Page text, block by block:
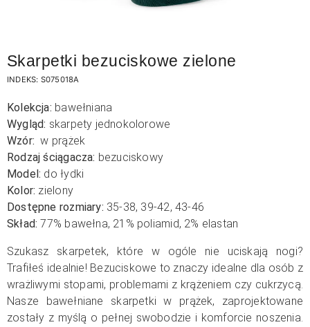
Skarpetki bezuciskowe zielone
INDEKS: S075018A
Kolekcja: bawełniana
Wygląd: skarpety jednokolorowe
Wzór: w prążek
Rodzaj ściągacza: bezuciskowy
Model: do łydki
Kolor: zielony
Dostępne rozmiary: 35-38, 39-42, 43-46
Skład: 77% bawełna, 21% poliamid, 2% elastan
Szukasz skarpetek, które w ogóle nie uciskają nogi?
Trafiłeś idealnie! Bezuciskowe to znaczy idealne dla osób z
wrażliwymi stopami, problemami z krążeniem czy cukrzycą.
Nasze bawełniane skarpetki w prążek, zaprojektowane
zostały z myślą o pełnej swobodzie i komforcie noszenia.